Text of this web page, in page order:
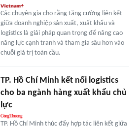
Các chuyên gia cho rằng tăng cường liên kết
giữa doanh nghiệp sản xuất, xuất khẩu và
logistics là giải pháp quan trọng để nâng cao
năng lực cạnh tranh và tham gia sâu hơn vào
chuỗi giá trị toàn cầu.
TP. Hồ Chí Minh kết nối logistics
cho ba ngành hàng xuất khẩu chủ
lực
TP. Hồ Chí Minh thúc đẩy hợp tác liên kết giữa